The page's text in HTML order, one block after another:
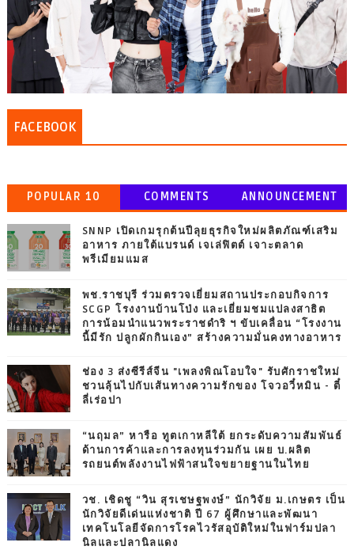
FACEBOOK
POPULAR 10 COMMENTS ANNOUNCEMENT
SNNP เปิดเกมรุกต้นปีลุยธุรกิจใหม่ผลิตภัณฑ์เสริม
อาหาร ภายใต้แบรนด์ เจเล่ฟิตต์ เจาะตลาด
พรีเมียมแมส
พช.ราชบุรี ร่วมตรวจเยี่ยมสถานประกอบกิจการ
SCGP โรงงานบ้านโป่ง และเยี่ยมชมแปลงสาธิต
การน้อมนำแนวพระราชดำริ ฯ ขับเคลื่อน “โรงงาน
นี้มีรัก ปลูกผักกินเอง” สร้างความมั่นคงทางอาหาร
ช่อง 3 ส่งซีรีส์จีน "เพลงพิณโอบใจ" รับศักราชใหม่
ชวนลุ้นไปกับเส้นทางความรักของ โจวอวี๋หมิน - ตี๋
ลี่เร่อปา
“นฤมล” หารือ ทูตเกาหลีใต้ ยกระดับความสัมพันธ์
ด้านการค้าและการลงทุนร่วมกัน เผย บ.ผลิต
รถยนต์พลังงานไฟฟ้าสนใจขยายฐานในไทย
วช. เชิดชู “วิน สุรเชษฐพงษ์” นักวิจัย ม.เกษตร เป็น
นักวิจัยดีเด่นแห่งชาติ ปี 67 ผู้ศึกษาและพัฒนา
เทคโนโลยีจัดการโรคไวรัสอุบัติใหม่ในฟาร์มปลา
นิลและปลานิลแดง